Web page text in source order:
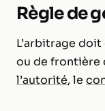
Règle de
L’arbitrage
ou de frontière
l’autorité, le